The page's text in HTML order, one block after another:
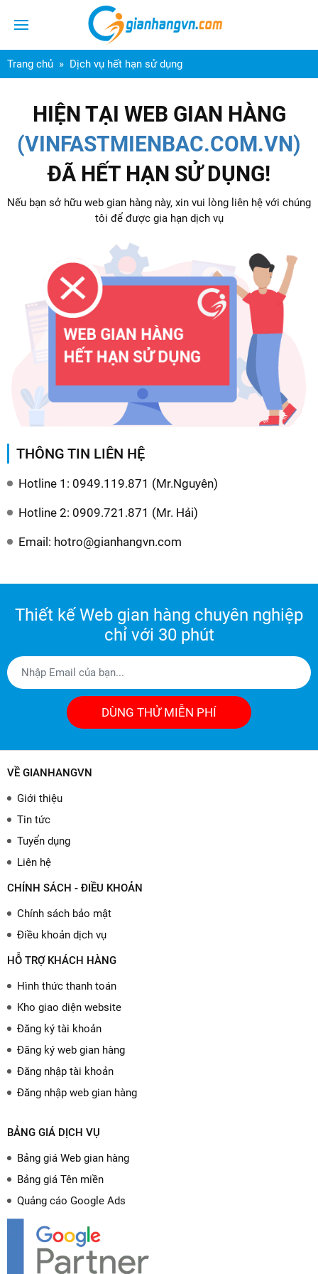
Trang chủ Dịch vụ hết hạn sử dụng
HIỆN TẠI WEB GIAN HÀNG
(VINFASTMIENBAC.COM.VN)
ĐÃ HẾT HẠN SỬ DỤNG!
Nếu bạn sở hữu web gian hàng này, xin vui lòng liên hệ với chúng
tôi để được gia hạn dịch vụ
THÔNG TIN LIÊN HỆ
Hotline 1: 0949.119.871 (Mr.Nguyên)
Hotline 2: 0909.721.871 (Mr. Hải)
Email: hotro@gianhangvn.com
Thiết kế Web gian hàng chuyên nghiệp
chỉ với 30 phút
DÙNG THỬ MIỄN PHÍ
VỀ GIANHANGVN
Giới thiệu
Tin tức
Tuyển dụng
Liên hệ
CHÍNH SÁCH - ĐIỀU KHOẢN
Chính sách bảo mật
Điều khoản dịch vụ
HỖ TRỢ KHÁCH HÀNG
Hình thức thanh toán
Kho giao diện website
Đăng ký tài khoản
Đăng ký web gian hàng
Đăng nhập tài khoản
Đăng nhập web gian hàng
BẢNG GIÁ DỊCH VỤ
Bảng giá Web gian hàng
Bảng giá Tên miền
Quảng cáo Google Ads